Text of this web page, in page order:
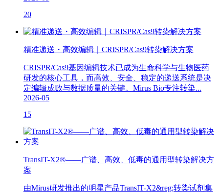
20
精准递送・高效编辑｜CRISPR/Cas9转染解决方案
CRISPR/Cas9基因编辑技术已成为生命科学与生物医药
研发的核心工具，而高效、安全、稳定的递送系统是决
定编辑成败与数据质量的关键。Mirus Bio专注转染...
2026-05
15
TransIT-X2®——广谱、高效、低毒的通用型转染解决方
案
由Mirus研发推出的明星产品TransIT-X2&reg;转染试剂集